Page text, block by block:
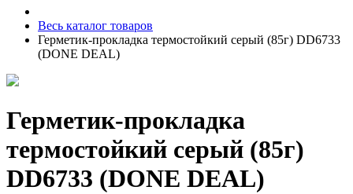
Весь каталог товаров
Герметик-прокладка термостойкий серый (85г) DD6733
(DONE DEAL)
Герметик-прокладка
термостойкий серый (85г)
DD6733 (DONE DEAL)